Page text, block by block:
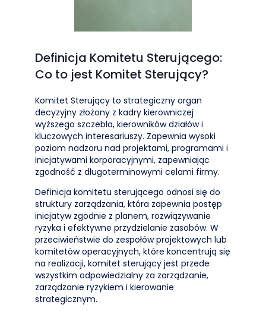
Definicja Komitetu Sterującego:
Co to jest Komitet Sterujący?
Komitet Sterujący to strategiczny organ
decyzyjny złożony z kadry kierowniczej
wyższego szczebla, kierowników działów i
kluczowych interesariuszy. Zapewnia wysoki
poziom nadzoru nad projektami, programami i
inicjatywami korporacyjnymi, zapewniając
zgodność z długoterminowymi celami firmy.
Definicja komitetu sterującego odnosi się do
struktury zarządzania, która zapewnia postęp
inicjatyw zgodnie z planem, rozwiązywanie
ryzyka i efektywne przydzielanie zasobów. W
przeciwieństwie do zespołów projektowych lub
komitetów operacyjnych, które koncentrują się
na realizacji, komitet sterujący jest przede
wszystkim odpowiedzialny za zarządzanie,
zarządzanie ryzykiem i kierowanie
strategicznym.